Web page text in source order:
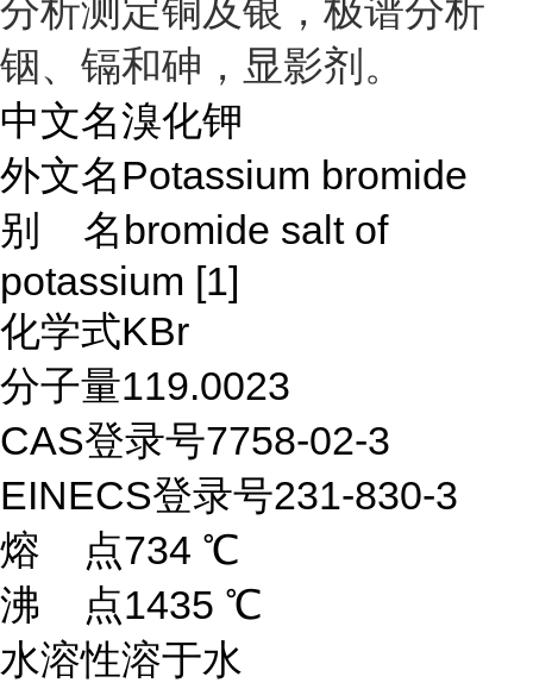
分析测定铜及银，极谱分析
铟、镉和砷，显影剂。
中文名溴化钾
外文名Potassium bromide
别 名bromide salt of
potassium [1]
化学式KBr
分子量119.0023
CAS登录号7758-02-3
EINECS登录号231-830-3
熔 点734 ℃
沸 点1435 ℃
水溶性溶于水